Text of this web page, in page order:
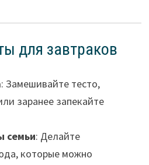
для завтраков
: Замешивайте тесто,
заранее запекайте
семьи: Делайте
которые можно